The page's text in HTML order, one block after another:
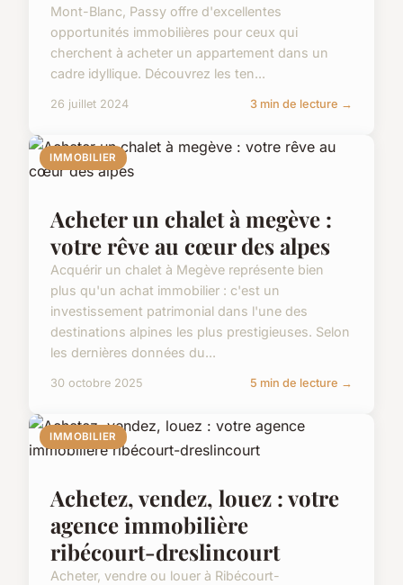
Mont-Blanc, Passy offre d'excellentes
opportunités immobilières pour ceux qui
cherchent à acheter un appartement dans un
cadre idyllique. Découvrez les ten...
26 juillet 2024 3 min de lecture →
IMMOBILIER
Acheter un chalet à megève :
votre rêve au cœur des alpes
Acquérir un chalet à Megève représente bien
plus qu'un achat immobilier : c'est un
investissement patrimonial dans l'une des
destinations alpines les plus prestigieuses. Selon
les dernières données du...
30 octobre 2025 5 min de lecture →
IMMOBILIER
Achetez, vendez, louez : votre
agence immobilière
ribécourt-dreslincourt
Acheter, vendre ou louer à Ribécourt-